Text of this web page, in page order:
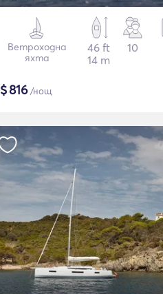
Ветроходна
яхта
46 ft
14 m
10
$816/нощ